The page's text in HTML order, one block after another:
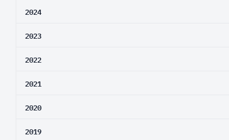
2024
2023
2022
2021
2020
2019